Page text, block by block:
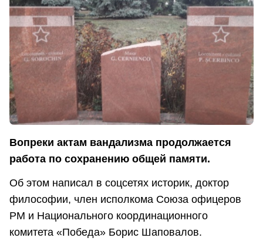
Вопреки актам вандализма продолжается
работа по сохранению общей памяти.
Об этом написал в соцсетях историк, доктор
философии, член исполкома Союза офицеров
РМ и Национального координационного
комитета «Победа» Борис Шаповалов.